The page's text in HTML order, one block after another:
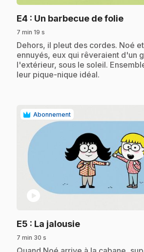
E4 : Un barbecue de folie.
7 min 19 s
.Dehors, il pleut des cordes. Noé
ennuyés, eux qui rêveraient d'un
l'extérieur, sous le soleil.
leur pique-nique idéal.
Abonnement
play_circle
E5 : La jalousie.
7 min 30 s
.